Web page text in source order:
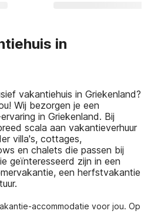
in
vakantiehuis in Griekenland?
Wij bezorgen je een
in Griekenland. Bij
scala aan vakantieverhuur
villa's, cottages,
en chalets die passen bij
geïnteresseerd zijn in een
een herfstvakantie
accommodatie voor jou. Op